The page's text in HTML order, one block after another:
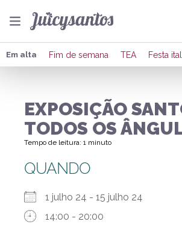
Em alta Fim de semana TEA Festa
EXPOSIÇÃO
TODOS OS
Tempo de leitura: 1 minuto
QUANDO
1 julho 24 - 15 julho 24
14:00 - 20:00